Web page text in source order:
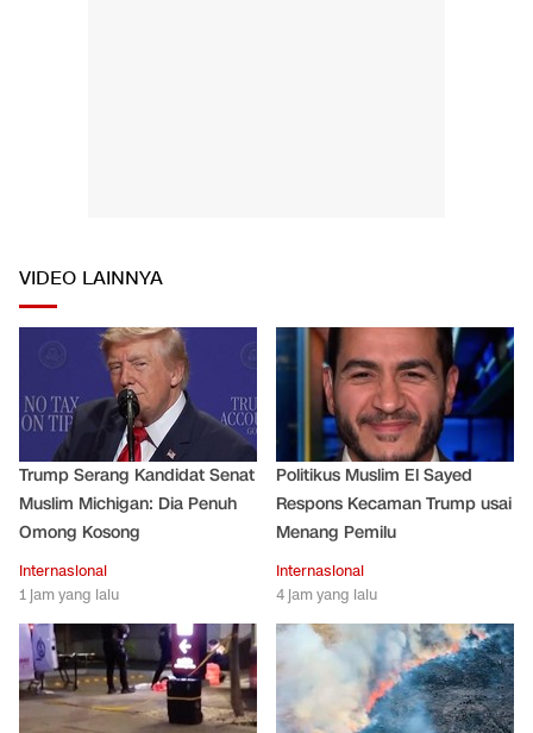
VIDEO LAINNYA
Trump Serang Kandidat Senat
Muslim Michigan: Dia Penuh
Omong Kosong
Internasional
1 jam yang lalu
Politikus Muslim El Sayed
Respons Kecaman Trump usai
Menang Pemilu
Internasional
4 jam yang lalu